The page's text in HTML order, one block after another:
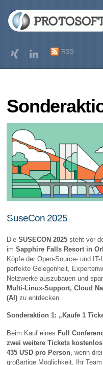
RSS
SuseCon 2025
DieSUSECON 2025 steht vor
imSapphire Falls Resort in
Köpfe der Open-Source- und
perfekte Gelegenheit,
Netzwerke auszubauen und
Multi-Linux-Support, Cloud
(AI) zu entdecken.
Sonderaktion 1: „Kaufe 1
Beim Kauf eines Full
zwei weitere Tickets kostenlos
435 USD pro Person , wenn
großartige Möglichkeit, Ihr